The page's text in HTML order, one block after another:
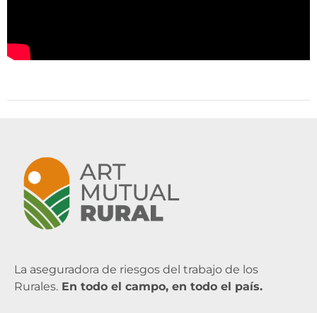
La aseguradora de riesgos del trabajo de los
Rurales. En todo el campo, en todo el país.